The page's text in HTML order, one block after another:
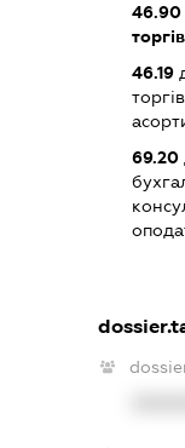
46.90
46.19
69.20